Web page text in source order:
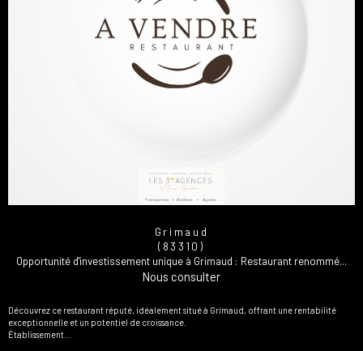
Grimaud
(83310)
Opportunité d'investissement unique à Grimaud : Restaurant renommé...
Nous consulter
Découvrez ce restaurant réputé, idéalement situé à Grimaud, offrant une rentabilité
exceptionnelle et un potentiel de croissance.
Établissement...